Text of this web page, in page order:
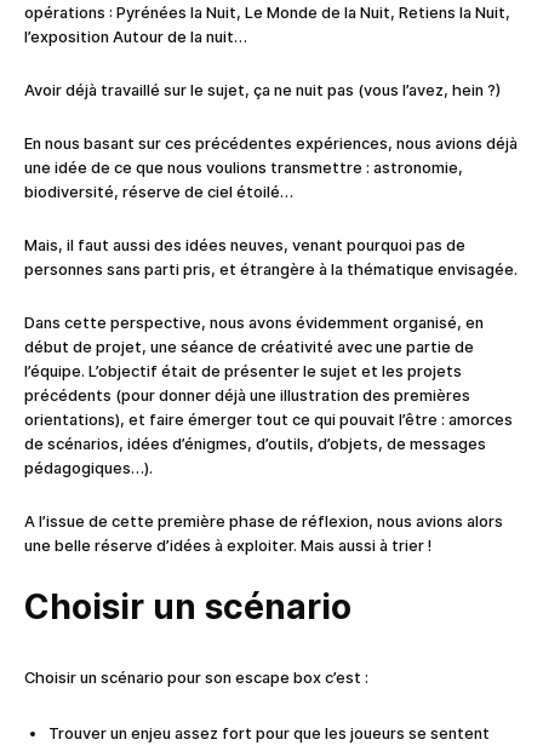
opérations : Pyrénées la Nuit, Le Monde de la Nuit, Retiens la Nuit,
l’exposition Autour de la nuit…
Avoir déjà travaillé sur le sujet, ça ne nuit pas (vous l’avez, hein ?)
En nous basant sur ces précédentes expériences, nous avions déjà
une idée de ce que nous voulions transmettre : astronomie,
biodiversité, réserve de ciel étoilé…
Mais, il faut aussi des idées neuves, venant pourquoi pas de
personnes sans parti pris, et étrangère à la thématique envisagée.
Dans cette perspective, nous avons évidemment organisé, en
début de projet, une séance de créativité avec une partie de
l’équipe. L’objectif était de présenter le sujet et les projets
précédents (pour donner déjà une illustration des premières
orientations), et faire émerger tout ce qui pouvait l’être : amorces
de scénarios, idées d’énigmes, d’outils, d’objets, de messages
pédagogiques…).
A l’issue de cette première phase de réflexion, nous avions alors
une belle réserve d’idées à exploiter. Mais aussi à trier !
Choisir un scénario
Choisir un scénario pour son escape box c’est :
Trouver un enjeu assez fort pour que les joueurs se sentent